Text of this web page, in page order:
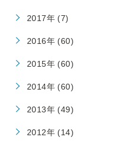
2017年 (7)
2016年 (60)
2015年 (60)
2014年 (60)
2013年 (49)
2012年 (14)